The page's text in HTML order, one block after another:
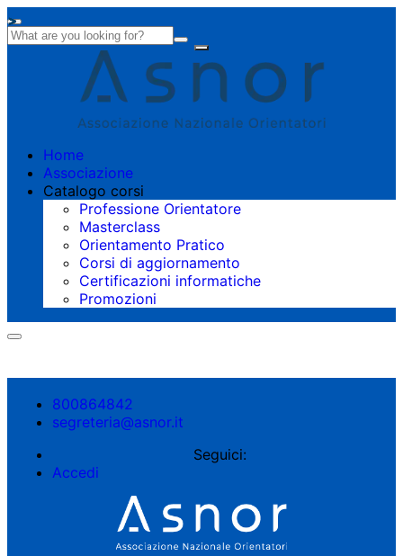
Home
Associazione
Catalogo corsi
Professione Orientatore
Masterclass
Orientamento Pratico
Corsi di aggiornamento
Certificazioni informatiche
Promozioni
800864842
segreteria@asnor.it
Seguici:
Accedi